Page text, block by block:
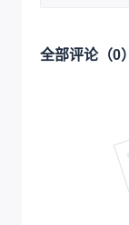
全部评论（0）